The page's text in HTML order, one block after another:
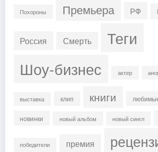
Похороны Премьера РФ
Россия Смерть Теги
Шоу-бизнес актер
выставка клип книги
новинки новый альбом новый сингл
победители премия